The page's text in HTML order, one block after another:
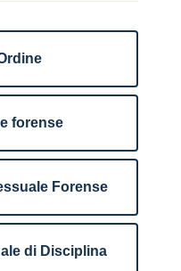
forense
Forense
di Disciplina